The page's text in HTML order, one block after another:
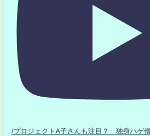
/プロジェクトA子さんも注目？ 独身ハゲ